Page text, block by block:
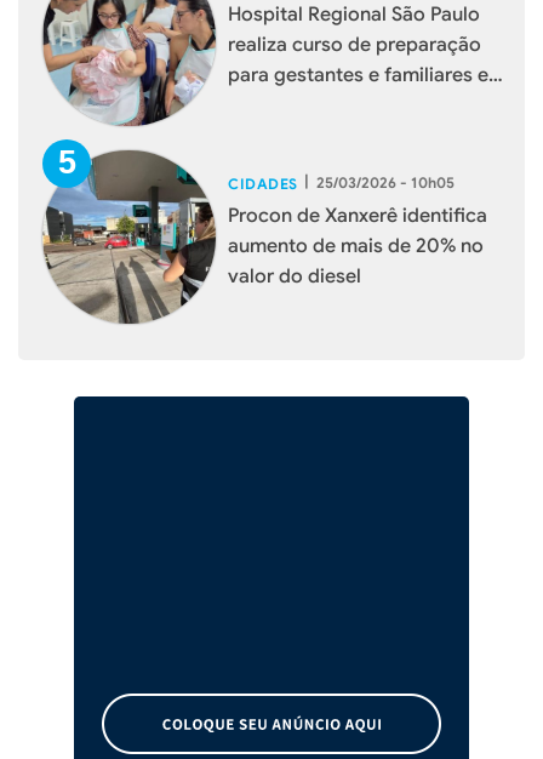
Hospital Regional São Paulo
realiza curso de preparação
para gestantes e familiares em
CIDADES | 25/03/2026 - 10h05
Procon de Xanxerê identifica
aumento de mais de 20% no
valor do diesel